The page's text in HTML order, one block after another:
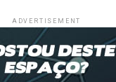
ADVERTISEMENT